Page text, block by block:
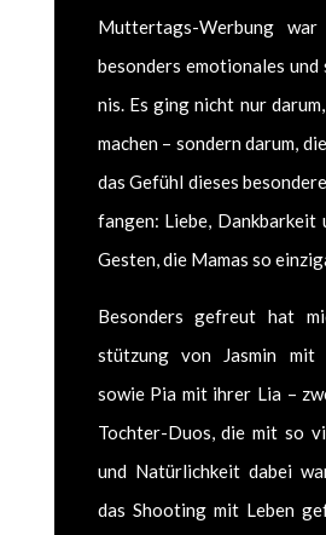
Mut­tertags-Wer­bung
beson­ders emo­tionales
nis. Es ging nicht nur
machen – son­dern darum,
das Gefühl dieses
fan­gen: Liebe, Dankbarkeit
Gesten, die Mamas so
Beson­ders gefreut hat
stützung von Jas­min mit
sowie Pia mit ihrer Lia –
Tochter-Duos, die mit so
und Natür­lichkeit dabei
das Shoot­ing mit Leben